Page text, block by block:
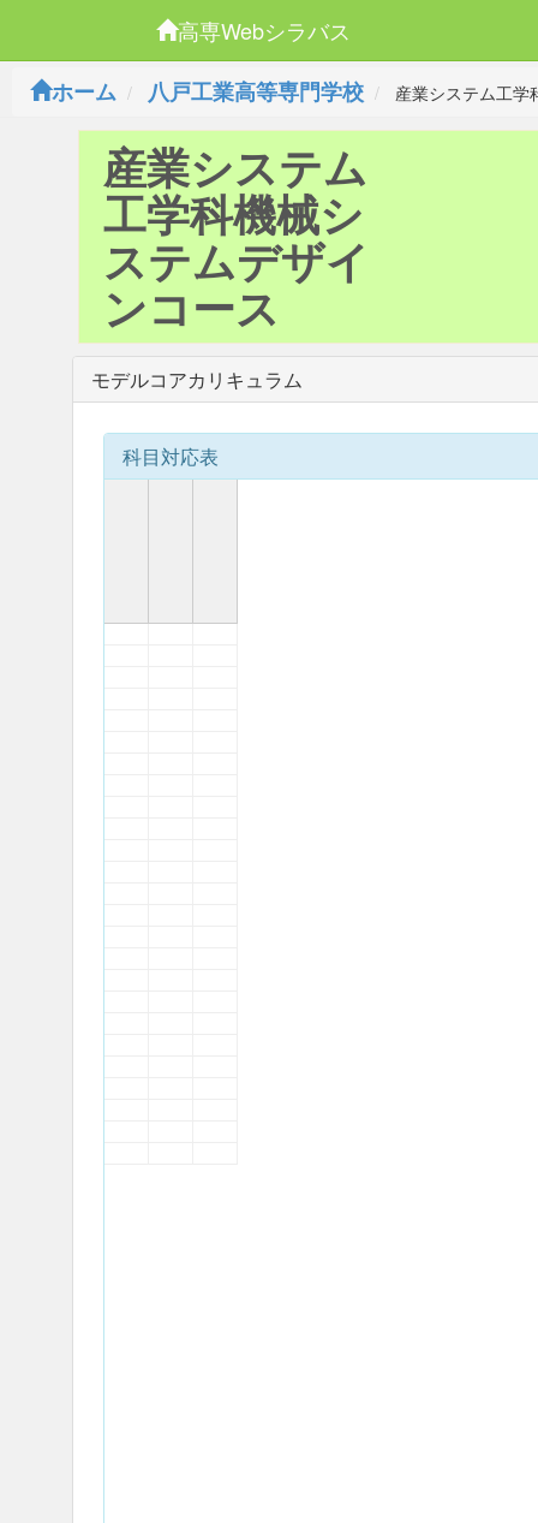
高専Webシラバス
ホーム
八戸工業高等専門学校 産業システム工学
産業システム
工学科機械シ
ステムデザイ
ンコース
モデルコアカリキュラム
科目対応表